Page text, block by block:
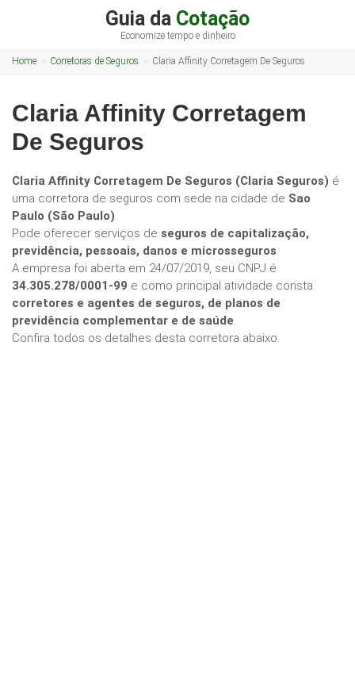
Guia da Cotação
Economize tempo e dinheiro
Home Corretoras de Seguros Claria Affinity Corretagem De Seguros
Claria Affinity Corretagem
De Seguros
Claria Affinity Corretagem De Seguros (Claria Seguros) é
uma corretora de seguros com sede na cidade de Sao
Paulo (São Paulo).
Pode oferecer serviços de seguros de capitalização,
previdência, pessoais, danos e microsseguros.
A empresa foi aberta em 24/07/2019, seu CNPJ é
34.305.278/0001-99 e como principal atividade consta
corretores e agentes de seguros, de planos de
previdência complementar e de saúde.
Confira todos os detalhes desta corretora abaixo.